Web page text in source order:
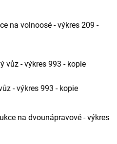
na volnoosé - výkres 209 -
- výkres 993 - kopie